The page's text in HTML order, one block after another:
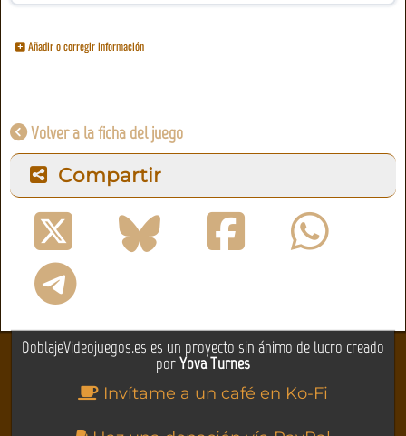
Añadir o corregir información
Volver a la ficha del juego
Compartir
DoblajeVideojuegos.es es un proyecto sin ánimo de lucro creado
porYova Turnes
Invítame a un café en Ko-Fi